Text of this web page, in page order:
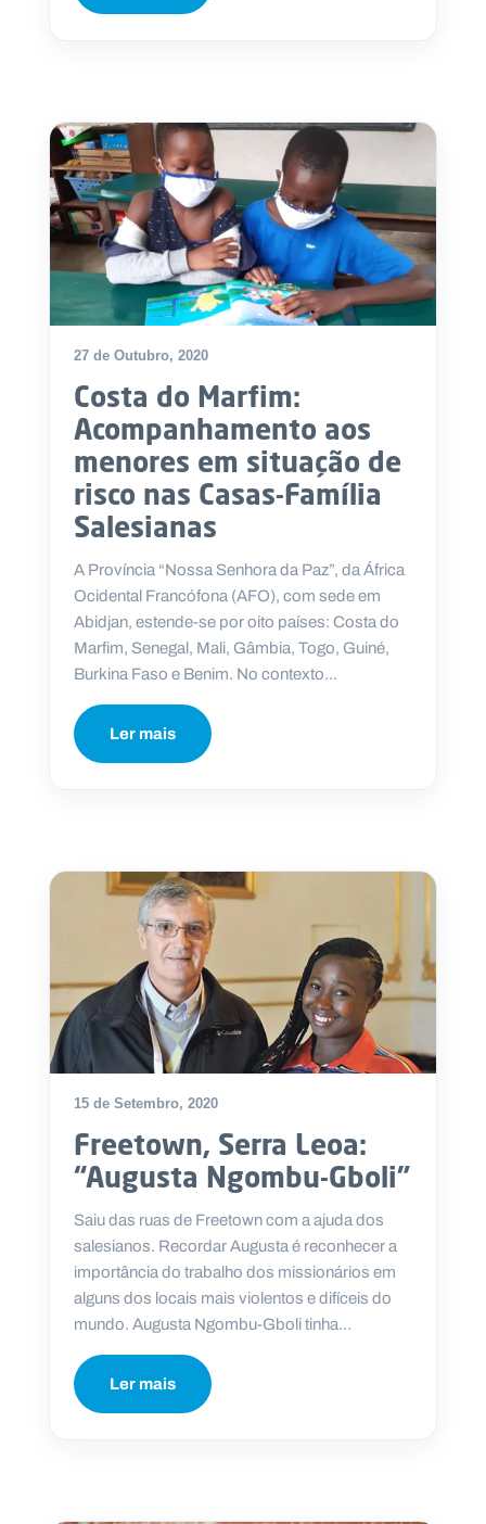
27 de Outubro, 2020
Costa do Marfim:
Acompanhamento aos
menores em situação de
risco nas Casas-Família
Salesianas
A Província “Nossa Senhora da Paz”, da África
Ocidental Francófona (AFO), com sede em
Abidjan, estende-se por oito países: Costa do
Marfim, Senegal, Mali, Gâmbia, Togo, Guiné,
Burkina Faso e Benim. No contexto...
Ler mais
15 de Setembro, 2020
Freetown, Serra Leoa:
“Augusta Ngombu-Gboli”
Saiu das ruas de Freetown com a ajuda dos
salesianos. Recordar Augusta é reconhecer a
importância do trabalho dos missionários em
alguns dos locais mais violentos e difíceis do
mundo. Augusta Ngombu-Gboli tinha...
Ler mais